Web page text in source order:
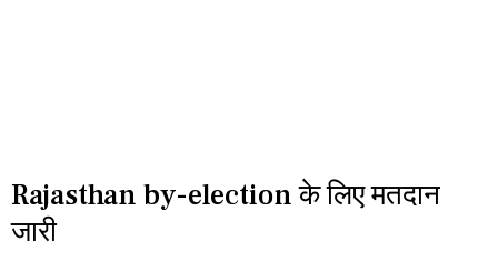
Rajasthan by-election के लिए मतदान
जारी